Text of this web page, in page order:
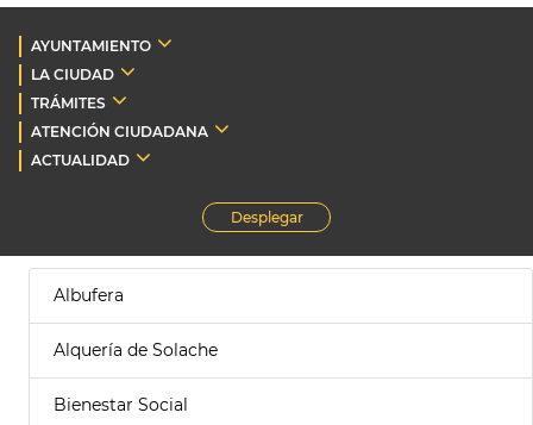
AYUNTAMIENTO
LA CIUDAD
TRÁMITES
ATENCIÓN CIUDADANA
ACTUALIDAD
Desplegar
Albufera
Alquería de Solache
Bienestar Social